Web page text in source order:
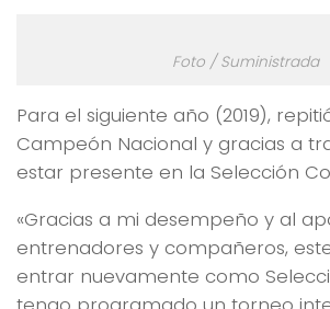
Foto / Suministrada
Para el siguiente año (2019),
Campeón Nacional y gracias a
estar presente en la Selección
«Gracias a mi desempeño y al
entrenadores y compañeros,
entrar nuevamente como